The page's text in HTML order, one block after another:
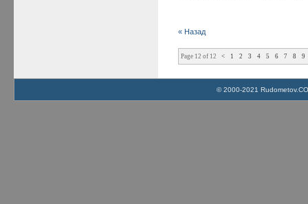
« Назад
Page 12 of 12 < 1 2 3 4 5 6 7 8 9
© 2000-2021